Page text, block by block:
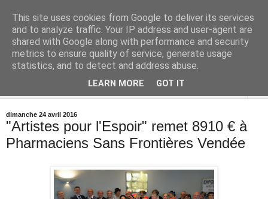
dimanche 24 avril 2016
"Artistes pour l'Espoir" remet 8910 € à
Pharmaciens Sans Frontières Vendée
This site uses cookies from Google to deliver its services
and to analyze traffic. Your IP address and user-agent are
shared with Google along with performance and security
metrics to ensure quality of service, generate usage
statistics, and to detect and address abuse.
LEARN MORE GOT IT